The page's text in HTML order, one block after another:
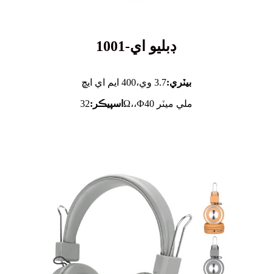
ڊبليو اي-1001
بيٽري:3.7 وي، 400 ايم اي ايڇ
اسپيڪر: 32Ω،،Ф40 ملي ميٽر